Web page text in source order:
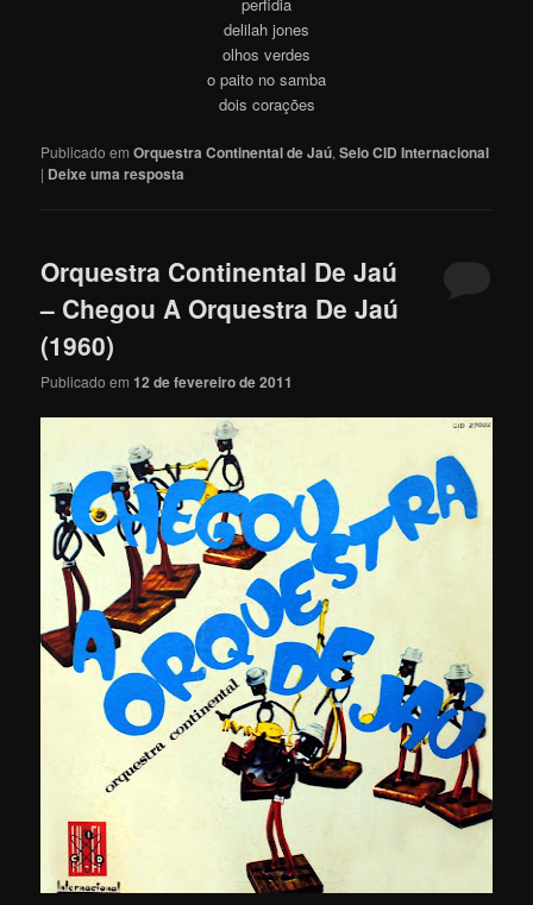
delilah jones
olhos verdes
o paito no samba
dois corações
Publicado em Orquestra Continental de Jaú,Selo CID Internacional
| Deixe uma resposta
Orquestra Continental De Jaú
– Chegou A Orquestra De Jaú
(1960)
Publicado em12 de fevereiro de 2011